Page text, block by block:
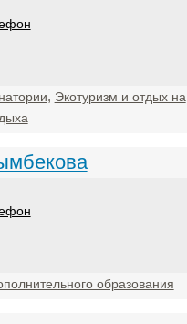
, Экотуризм и отдых на
образования